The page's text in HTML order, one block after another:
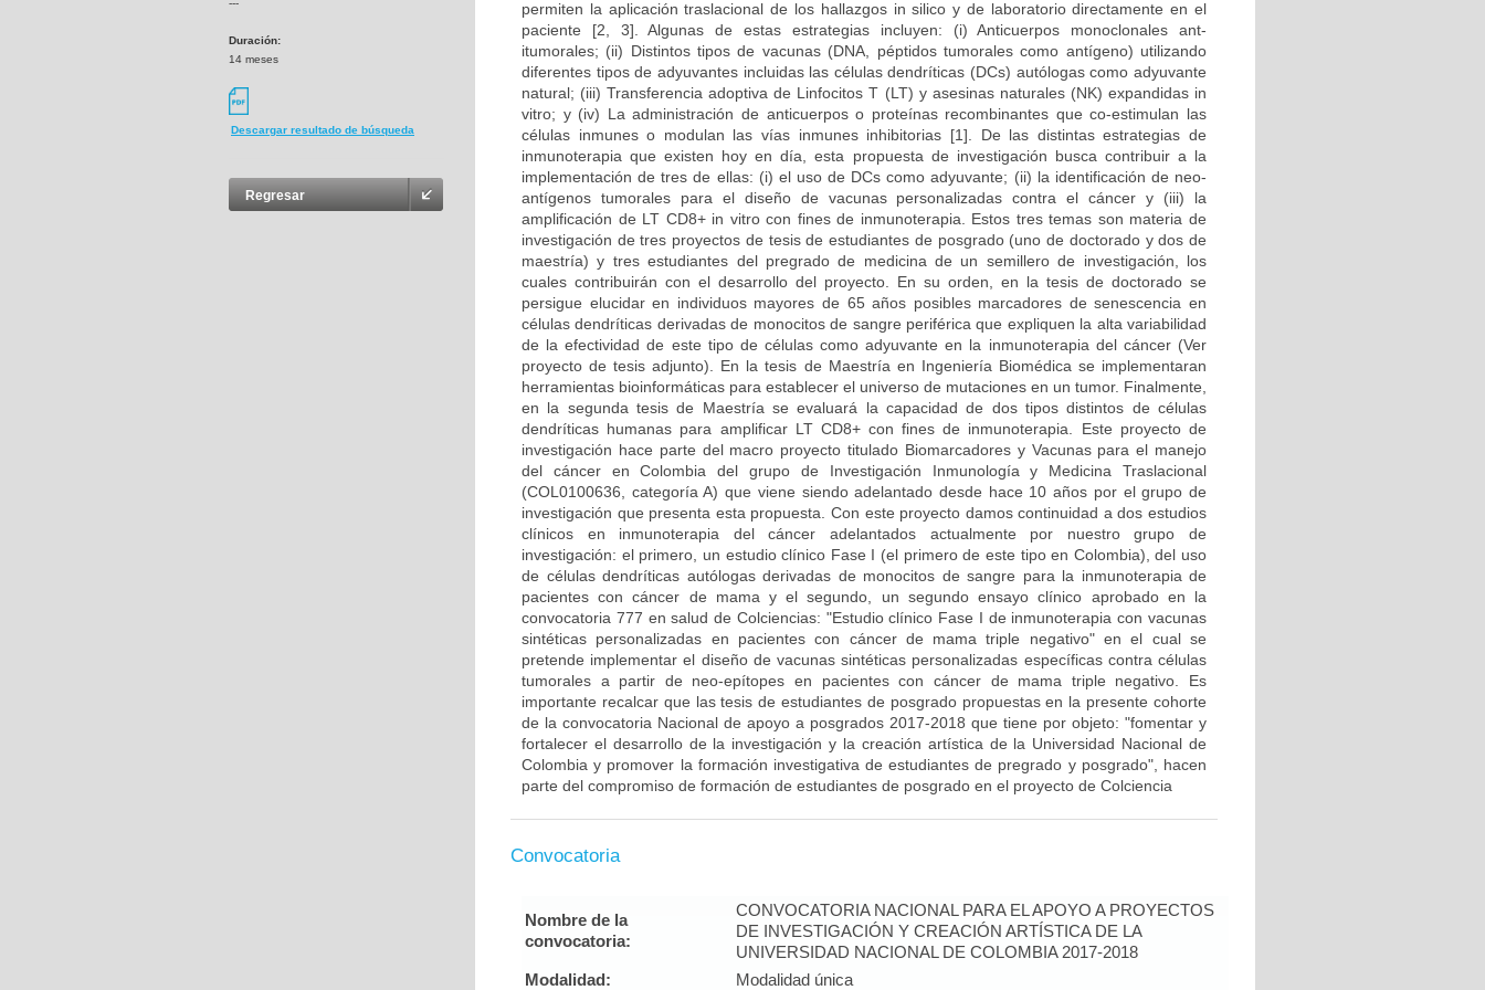
---
Duración:
14 meses
Descargar resultado de búsqueda
Regresar
permiten la aplicación traslacional de los hallazgos in silico y de laboratorio directamente en el
paciente [2, 3]. Algunas de estas estrategias incluyen: (i) Anticuerpos monoclonales ant-
itumorales; (ii) Distintos tipos de vacunas (DNA, péptidos tumorales como antígeno) utilizando
diferentes tipos de adyuvantes incluidas las células dendríticas (DCs) autólogas como adyuvante
natural; (iii) Transferencia adoptiva de Linfocitos T (LT) y asesinas naturales (NK) expandidas in
vitro; y (iv) La administración de anticuerpos o proteínas recombinantes que co-estimulan las
células inmunes o modulan las vías inmunes inhibitorias [1]. De las distintas estrategias de
inmunoterapia que existen hoy en día, esta propuesta de investigación busca contribuir a la
implementación de tres de ellas: (i) el uso de DCs como adyuvante; (ii) la identificación de neo-
antígenos tumorales para el diseño de vacunas personalizadas contra el cáncer y (iii) la
amplificación de LT CD8+ in vitro con fines de inmunoterapia. Estos tres temas son materia de
investigación de tres proyectos de tesis de estudiantes de posgrado (uno de doctorado y dos de
maestría) y tres estudiantes del pregrado de medicina de un semillero de investigación, los
cuales contribuirán con el desarrollo del proyecto. En su orden, en la tesis de doctorado se
persigue elucidar en individuos mayores de 65 años posibles marcadores de senescencia en
células dendríticas derivadas de monocitos de sangre periférica que expliquen la alta variabilidad
de la efectividad de este tipo de células como adyuvante en la inmunoterapia del cáncer (Ver
proyecto de tesis adjunto). En la tesis de Maestría en Ingeniería Biomédica se implementaran
herramientas bioinformáticas para establecer el universo de mutaciones en un tumor. Finalmente,
en la segunda tesis de Maestría se evaluará la capacidad de dos tipos distintos de células
dendríticas humanas para amplificar LT CD8+ con fines de inmunoterapia. Este proyecto de
investigación hace parte del macro proyecto titulado Biomarcadores y Vacunas para el manejo
del cáncer en Colombia del grupo de Investigación Inmunología y Medicina Traslacional
(COL0100636, categoría A) que viene siendo adelantado desde hace 10 años por el grupo de
investigación que presenta esta propuesta. Con este proyecto damos continuidad a dos estudios
clínicos en inmunoterapia del cáncer adelantados actualmente por nuestro grupo de
investigación: el primero, un estudio clínico Fase I (el primero de este tipo en Colombia), del uso
de células dendríticas autólogas derivadas de monocitos de sangre para la inmunoterapia de
pacientes con cáncer de mama y el segundo, un segundo ensayo clínico aprobado en la
convocatoria 777 en salud de Colciencias: "Estudio clínico Fase I de inmunoterapia con vacunas
sintéticas personalizadas en pacientes con cáncer de mama triple negativo" en el cual se
pretende implementar el diseño de vacunas sintéticas personalizadas específicas contra células
tumorales a partir de neo-epítopes en pacientes con cáncer de mama triple negativo. Es
importante recalcar que las tesis de estudiantes de posgrado propuestas en la presente cohorte
de la convocatoria Nacional de apoyo a posgrados 2017-2018 que tiene por objeto: "fomentar y
fortalecer el desarrollo de la investigación y la creación artística de la Universidad Nacional de
Colombia y promover la formación investigativa de estudiantes de pregrado y posgrado", hacen
parte del compromiso de formación de estudiantes de posgrado en el proyecto de Colciencia
Convocatoria
Nombre de la
convocatoria:
CONVOCATORIA NACIONAL PARA EL APOYO A PROYECTOS
DE INVESTIGACIÓN Y CREACIÓN ARTÍSTICA DE LA
UNIVERSIDAD NACIONAL DE COLOMBIA 2017-2018
Modalidad:
Modalidad única